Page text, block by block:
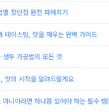
별 장단점 완전 파헤치기
테이스팅, 맛을 깨우는 완벽 가이드
생두 가공법의 모든 것
맛의 시작을 알려드릴게요
마니아라면 하나쯤 있어야 하는 필수 템!